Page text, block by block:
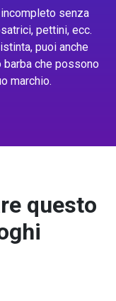
senza
pettini, ecc.
puoi anche
che possono
marchio.
questo